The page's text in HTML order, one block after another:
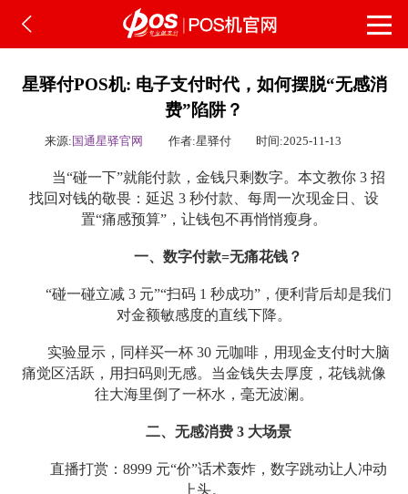
星驿付POS机: 电子支付时代，如何摆脱“无感消
费”陷阱？
来源: 国通星驿官网 作者:星驿付 时间:2025-11-13
当“碰一下”就能付款，金钱只剩数字。本文教你 3 招
找回对钱的敬畏：延迟 3 秒付款、每周一次现金日、设
置“痛感预算”，让钱包不再悄悄瘦身。
一、数字付款=无痛花钱？
“碰一碰立减 3 元”“扫码 1 秒成功”，便利背后却是我们
对金额敏感度的直线下降。
实验显示，同样买一杯 30 元咖啡，用现金支付时大脑
痛觉区活跃，用扫码则无感。当金钱失去厚度，花钱就像
往大海里倒了一杯水，毫无波澜。
二、无感消费 3 大场景
直播打赏：8999 元“价”话术轰炸，数字跳动让人冲动
上头。